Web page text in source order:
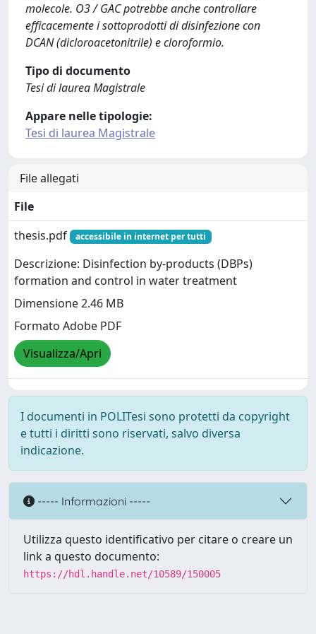
molecole. O3 / GAC potrebbe anche controllare
efficacemente i sottoprodotti di disinfezione con
DCAN (dicloroacetonitrile) e cloroformio.
Tipo di documento
Tesi di laurea Magistrale
Appare nelle tipologie:
Tesi di laurea Magistrale
File allegati
File
thesis.pdf
accessibile in internet per tutti
Descrizione: Disinfection by-products (DBPs)
formation and control in water treatment
Dimensione 2.46 MB
Formato Adobe PDF
Visualizza/Apri
I documenti in POLITesi sono protetti da copyright
e tutti i diritti sono riservati, salvo diversa
indicazione.
----- Informazioni -----
Utilizza questo identificativo per citare o creare un
link a questo documento:
https://hdl.handle.net/10589/150005